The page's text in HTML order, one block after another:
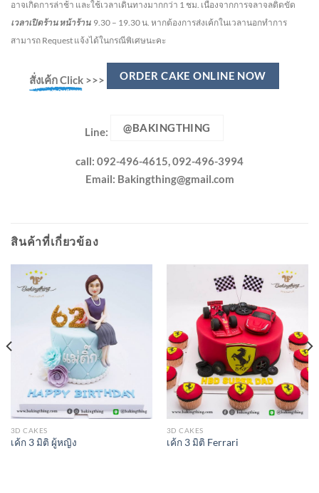
อาจเกิดการล่าช้า และใช้เวลาเดินทางมากกว่า 1 ชม. เนื่องจากการจลาจลติดขัด
เวลาเปิดร้าน หน้าร้าน 9.30 – 19.30 น. หากต้องการส่งเค้กในเวลานอกทำการ
สามารถ Request แจ้งได้ในกรณีพิเศษนะคะ
สั่งเค้ก Click>>> ORDER CAKE ONLINE NOW
Line: @BAKINGTHING
call: 092-496-4615, 092-496-3994
Email: Bakingthing@gmail.com
สินค้าที่เกี่ยวข้อง
3D CAKES
เค้ก 3 มิติ ผู้หญิง
3D CAKES
เค้ก 3 มิติ Ferrari